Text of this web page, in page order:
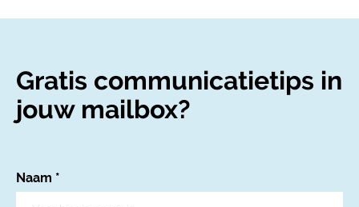
Gratis communicatietips in
jouw mailbox?
Naam *